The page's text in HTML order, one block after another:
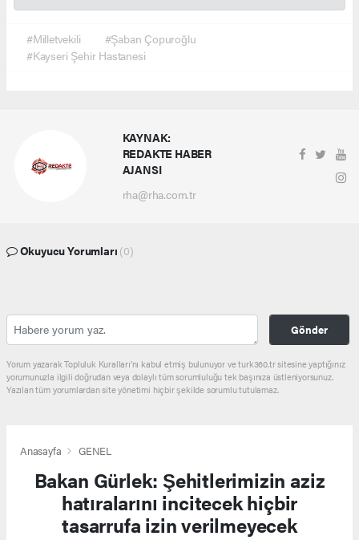
#Milletvekili
#Şaban Çopuroğlu
#Kayseri Şehir Hastanesi
KAYNAK:
REDAKTE HABER
AJANSI
rha@rha.com.tr
Okuyucu Yorumları (0)
Gönder
Yorum yazarak Topluluk Kuralları’nı kabul etmiş bulunuyor ve turk360.tr sitesine yaptığınız
yorumunuzla ilgili doğrudan veya dolaylı tüm sorumluluğu tek başınıza üstleniyorsunuz.
Yazılan tüm yorumlardan site yönetimi hiçbir şekilde sorumlu tutulamaz.
Anasayfa GENEL
Bakan Gürlek: Şehitlerimizin aziz
hatıralarını incitecek hiçbir
tasarrufa izin verilmeyecek